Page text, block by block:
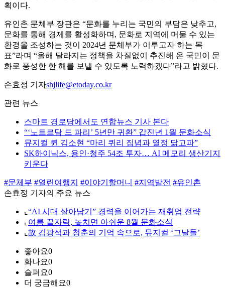
획이다.
유인촌 문체부 장관은 “문화를 누리는 국민의 부담은 낮추고,
문화를 통해 경제를 활성화하며, 문화로 지역에 머물 수 있는
환경을 조성하는 것이 2024년 문체부가 이루고자 하는 목
표”라며 “올해 달라지는 정책을 차질없이 추진해 온 국민이 문
화로 풍성한 한 해를 보낼 수 있도록 노력하겠다”라고 밝혔다.
손효정 기자shjlife@etoday.co.kr
관련 뉴스
스마트 경로당에서도 연합뉴스 기사 본다
“‘노트르담 드 파리’ 5년만 귀환” 갑진년 1월 문화소식
뮤지컬 퀸 김소현 “마리 퀴리 집념과 열정 닮고파”
SK하이닉스, 용인·청주 54조 투자… AI 메모리 생산기지
키운다
#문체부 #열린여행지 #이야기할머니 #지역발전 #유인촌
손효정 기자의 주요 뉴스
⌞ “AI 시대 살아남기” 경력을 이어가는 재취업 전략
⌞ 여름 끝자락, 놓치면 아쉬운 8월 문화소식
⌞ 故 김광석과 청춘의 기억 속으로, 뮤지컬 ‘그날들’
좋아요0
화나요0
슬퍼요0
더 궁금해요0